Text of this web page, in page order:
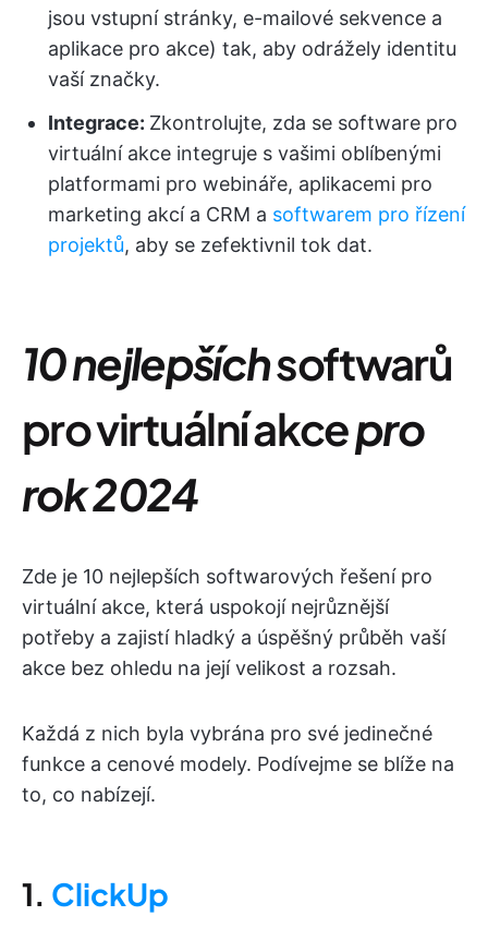
jsou vstupní stránky, e-mailové sekvence a
aplikace pro akce) tak, aby odrážely identitu
vaší značky.
Integrace: Zkontrolujte, zda se software pro
virtuální akce integruje s vašimi oblíbenými
platformami pro webináře, aplikacemi pro
marketing akcí a CRM a softwarem pro řízení
projektů, aby se zefektivnil tok dat.
10 nejlepšíchsoftwarů
pro virtuální akcepro
rok 2024
Zde je 10 nejlepších softwarových řešení pro
virtuální akce, která uspokojí nejrůznější
potřeby a zajistí hladký a úspěšný průběh vaší
akce bez ohledu na její velikost a rozsah.
Každá z nich byla vybrána pro své jedinečné
funkce a cenové modely. Podívejme se blíže na
to, co nabízejí.
1. ClickUp